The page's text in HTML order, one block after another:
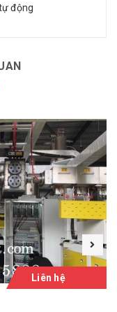
động
Liên hệ